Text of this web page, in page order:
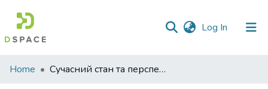
Log In (current)
Communities
Home Сучасний стан та перспективи розвитку оподаткування аграрних підприємств